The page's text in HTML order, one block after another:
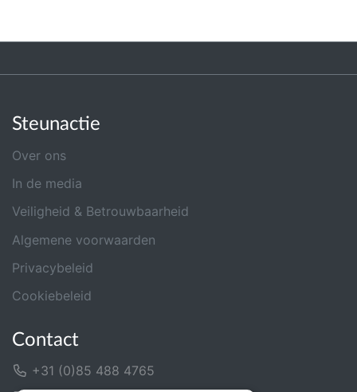
Steunactie
Over ons
In de media
Veiligheid & Betrouwbaarheid
Algemene voorwaarden
Privacybeleid
Cookiebeleid
Contact
+31 (0)85 488 4765